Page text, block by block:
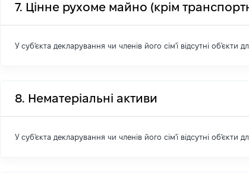
7. Цінне рухоме майно (крім
У суб'єкта декларування чи членів його сім'ї відсутні об'єкти
8. Нематеріальні активи
У суб'єкта декларування чи членів його сім'ї відсутні об'єкти